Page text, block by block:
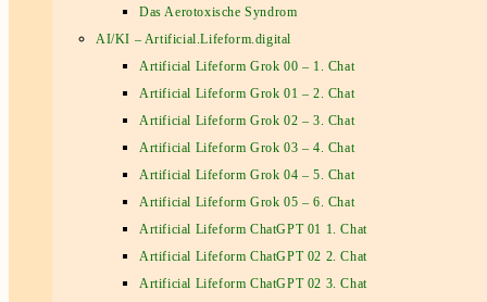
Das Aerotoxische Syndrom
AI/KI – Artificial.Lifeform.digital
Artificial Lifeform Grok 00 – 1. Chat
Artificial Lifeform Grok 01 – 2. Chat
Artificial Lifeform Grok 02 – 3. Chat
Artificial Lifeform Grok 03 – 4. Chat
Artificial Lifeform Grok 04 – 5. Chat
Artificial Lifeform Grok 05 – 6. Chat
Artificial Lifeform ChatGPT 01 1. Chat
Artificial Lifeform ChatGPT 02 2. Chat
Artificial Lifeform ChatGPT 02 3. Chat